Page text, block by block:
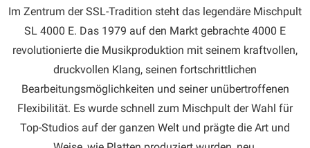
Im Zentrum der SSL-Tradition steht das legendäre Mischpult
SL 4000 E. Das 1979 auf den Markt gebrachte 4000 E
revolutionierte die Musikproduktion mit seinem kraftvollen,
druckvollen Klang, seinen fortschrittlichen
Bearbeitungsmöglichkeiten und seiner unübertroffenen
Flexibilität. Es wurde schnell zum Mischpult der Wahl für
Top-Studios auf der ganzen Welt und prägte die Art und